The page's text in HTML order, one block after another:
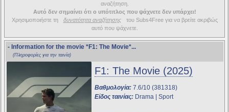
αναζήτηση.
Αυτό δεν σημαίνει ότι ο υπότιτλος που ψάχνετε δεν υπάρχει!
Χρησιμοποιήστε τη
δυνατότητα αναζήτησης
του Subs4Free για να βρείτε ακριβώς
αυτό που ψάχνετε.
- Information for the movie *F1: The Movie*...
(Πληροφορίες για την ταινία)
F1: The Movie (2025)
Βαθμολογία: 7.6/10 (381318)
Είδος ταινίας: Drama | Sport